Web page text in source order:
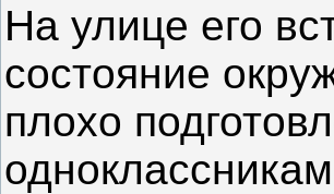
На улице его
состояние
плохо